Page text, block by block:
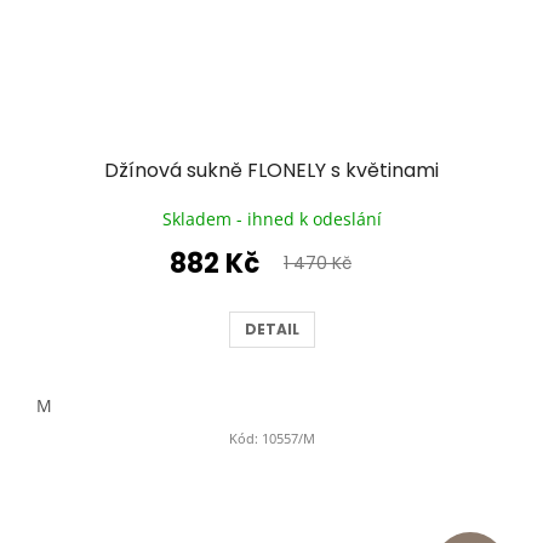
Džínová sukně FLONELY s květinami
Skladem - ihned k odeslání
882 Kč 1 470 Kč
DETAIL
M
Kód: 10557/M